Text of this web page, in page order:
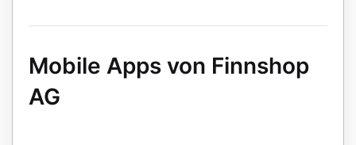
Mobile Apps von Finnshop
AG